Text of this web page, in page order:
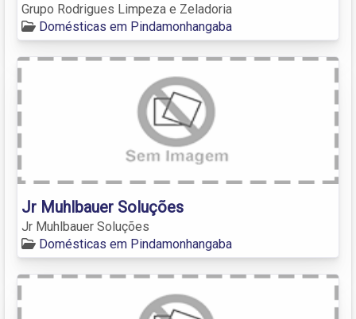
Grupo Rodrigues Limpeza e Zeladoria
Domésticas em Pindamonhangaba
Jr Muhlbauer Soluções
Jr Muhlbauer Soluções
Domésticas em Pindamonhangaba